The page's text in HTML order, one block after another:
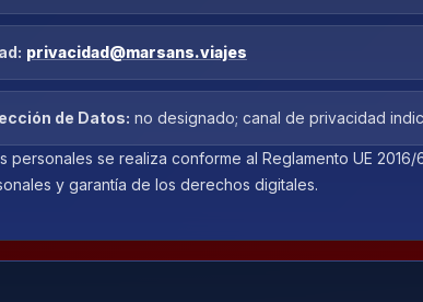
privacidad@marsans.viajes
de Datos: no designado; canal de privacidad
personales se realiza conforme al Reglamento UE
y garantía de los derechos digitales.